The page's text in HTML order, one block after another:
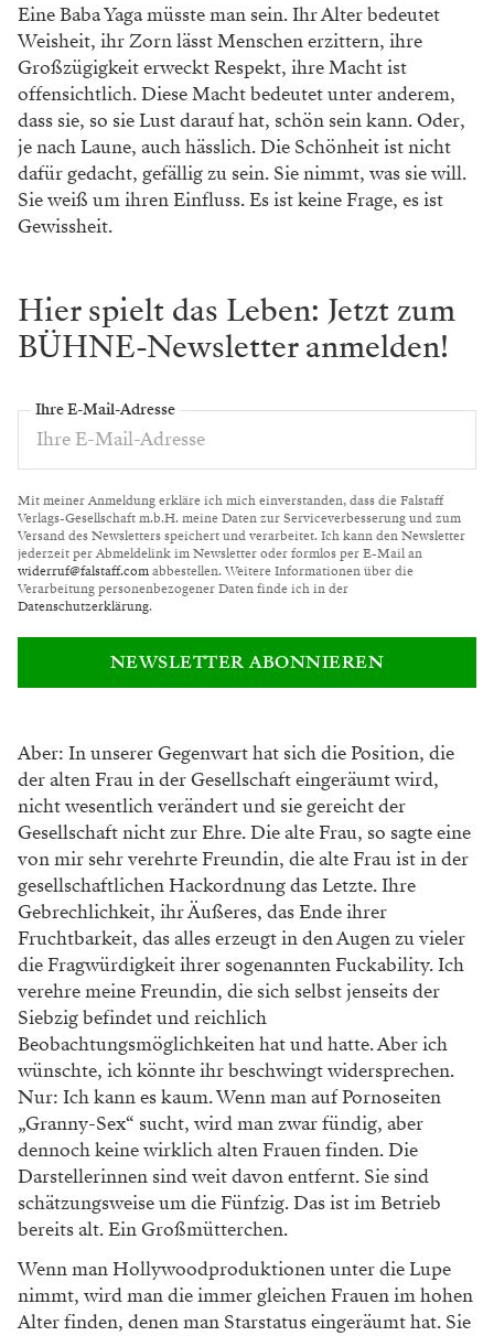
Eine Baba Yaga müsste man sein. Ihr Alter bedeutet
Weisheit, ihr Zorn lässt Menschen erzittern, ihre
Großzügigkeit erweckt Respekt, ihre Macht ist
offensichtlich. Diese Macht bedeutet unter anderem,
dass sie, so sie Lust darauf hat, schön sein kann. Oder,
je nach Laune, auch hässlich. Die Schönheit ist nicht
dafür gedacht, gefällig zu sein. Sie nimmt, was sie will.
Sie weiß um ihren Einfluss. Es ist keine Frage, es ist
Gewissheit.
Hier spielt das Leben: Jetzt zum
BÜHNE-Newsletter anmelden!
Ihre E-Mail-Adresse
Mit meiner Anmeldung erkläre ich mich einverstanden, dass die Falstaff
Verlags-Gesellschaft m.b.H. meine Daten zur Serviceverbesserung und zum
Versand des Newsletters speichert und verarbeitet. Ich kann den Newsletter
jederzeit per Abmeldelink im Newsletter oder formlos per E-Mail an
widerruf@falstaff.comabbestellen. Weitere Informationen über die
Verarbeitung personenbezogener Daten finde ich in der
Datenschutzerklärung.
NEWSLETTER ABONNIEREN
Aber: In unserer Gegenwart hat sich die Position, die
der alten Frau in der Gesellschaft eingeräumt wird,
nichtwesentlich verändert und sie gereicht der
Gesellschaft nichtzur Ehre. Die alte Frau, so sagte eine
von mir sehr verehrteFreundin, die alte Frau ist in der
gesellschaftlichen Hackordnung das Letzte. Ihre
Gebrechlichkeit, ihr Äußeres, dasEnde ihrer
Fruchtbarkeit, das alles erzeugt in den Augen zuvieler
die Fragwürdigkeit ihrer sogenannten Fuckability. Ich
verehre meine Freundin, die sich selbst jenseits der
Siebzigbefindet und reichlich
Beobachtungsmöglichkeiten hat undhatte. Aber ich
wünschte, ich könnte ihr beschwingt widersprechen.
Nur: Ich kann es kaum. Wenn man auf Pornoseiten
„Granny-Sex“ sucht, wird man zwar fündig, aber
dennochkeine wirklich alten Frauen finden. Die
Darstellerinnen sind weit davon entfernt. Sie sind
schätzungsweise um dieFünfzig. Das ist im Betrieb
bereits alt. Ein Großmütterchen.
Wenn man Hollywoodproduktionen unter die Lupe
nimmt, wird man die immer gleichen Frauen im hohen
Alter finden, denen man Starstatus eingeräumt hat. Sie